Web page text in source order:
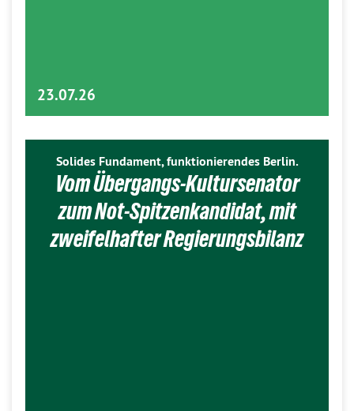
23.07.26
Solides Fundament, funktionierendes Berlin.
Vom Übergangs-Kultursenator
zum Not-Spitzenkandidat, mit
zweifelhafter Regierungsbilanz